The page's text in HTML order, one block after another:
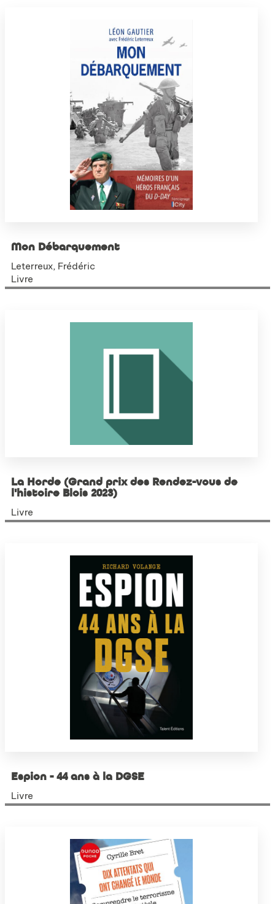
Mon Débarquement
Leterreux, Frédéric
Livre
La Horde (Grand prix des Rendez-vous de
l'histoire Blois 2023)
Livre
Espion - 44 ans à la DGSE
Livre